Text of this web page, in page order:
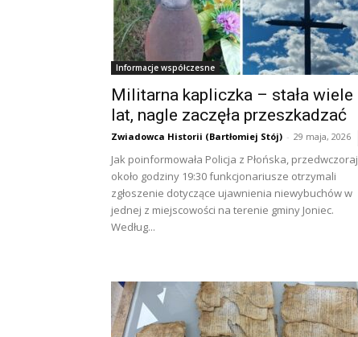
Informacje współczesne
Militarna kapliczka – stała wiele
lat, nagle zaczęła przeszkadzać
Zwiadowca Historii (Bartłomiej Stój) - 29 maja, 2026
Jak poinformowała Policja z Płońska, przedwczoraj
około godziny 19:30 funkcjonariusze otrzymali
zgłoszenie dotyczące ujawnienia niewybuchów w
jednej z miejscowości na terenie gminy Joniec.
Według...